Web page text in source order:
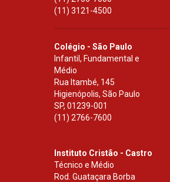
(11) 3121-4500
Colégio - São Paulo
Infantil, Fundamental e
Médio
Rua Itambé, 145
Higienópolis, São Paulo
SP, 01239-001
(11) 2766-7600
Instituto Cristão - Castro
Técnico e Médio
Rod. Guataçara Borba